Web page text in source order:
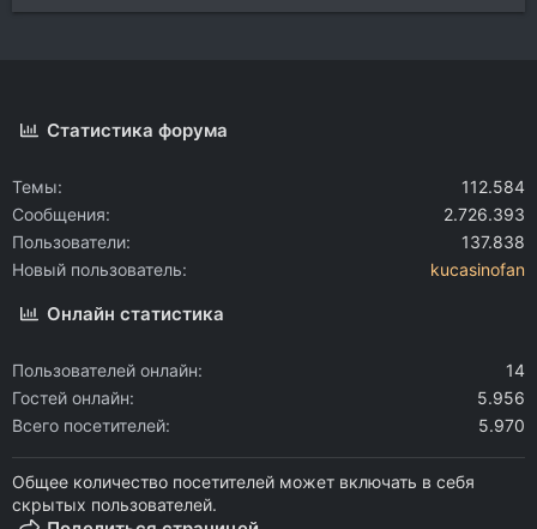
Статистика форума
Темы
112.584
Сообщения
2.726.393
Пользователи
137.838
Новый пользователь
kucasinofan
Онлайн статистика
Пользователей онлайн
14
Гостей онлайн
5.956
Всего посетителей
5.970
Общее количество посетителей может включать в себя
скрытых пользователей.